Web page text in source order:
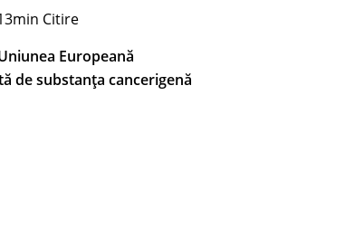
Citire
Europeană
de substanța cancerigenă